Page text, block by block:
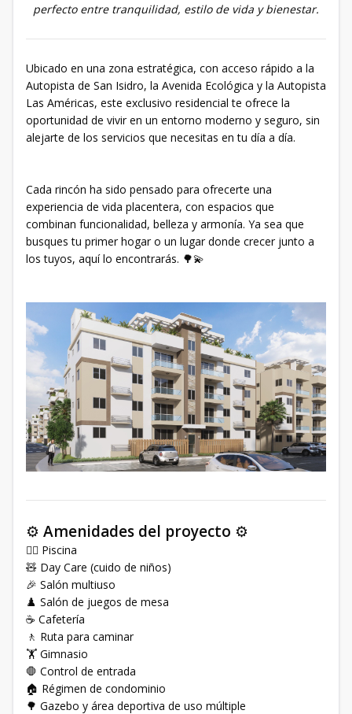
perfecto entre tranquilidad, estilo de vida y bienestar.
Ubicado en una zona estratégica, con acceso rápido a la
Autopista de San Isidro, la Avenida Ecológica y la Autopista
Las Américas, este exclusivo residencial te ofrece la
oportunidad de vivir en un entorno moderno y seguro, sin
alejarte de los servicios que necesitas en tu día a día.
Cada rincón ha sido pensado para ofrecerte una
experiencia de vida placentera, con espacios que
combinan funcionalidad, belleza y armonía. Ya sea que
busques tu primer hogar o un lugar donde crecer junto a
los tuyos, aquí lo encontrarás. 🌳💫
⚙️ Amenidades del proyecto ⚙️
🏊‍♂️ Piscina
🧸 Day Care (cuido de niños)
🎉 Salón multiuso
♟️ Salón de juegos de mesa
☕ Cafetería
🚶 Ruta para caminar
🏋️ Gimnasio
🛑 Control de entrada
🏠 Régimen de condominio
🌳 Gazebo y área deportiva de uso múltiple